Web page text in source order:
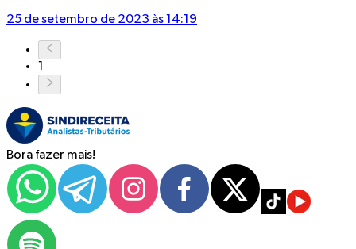
25 de setembro de 2023 às 14:19
1
Bora fazer mais!